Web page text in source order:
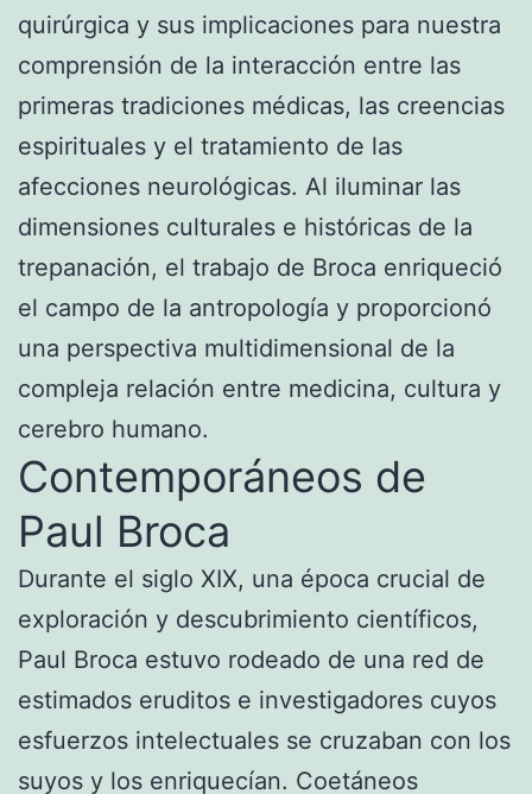
quirúrgica y sus implicaciones para nuestra
comprensión de la interacción entre las
primeras tradiciones médicas, las creencias
espirituales y el tratamiento de las
afecciones neurológicas. Al iluminar las
dimensiones culturales e históricas de la
trepanación, el trabajo de Broca enriqueció
el campo de la antropología y proporcionó
una perspectiva multidimensional de la
compleja relación entre medicina, cultura y
cerebro humano.
Contemporáneos de
Paul Broca
Durante el siglo XIX, una época crucial de
exploración y descubrimiento científicos,
Paul Broca estuvo rodeado de una red de
estimados eruditos e investigadores cuyos
esfuerzos intelectuales se cruzaban con los
suyos y los enriquecían. Coetáneos